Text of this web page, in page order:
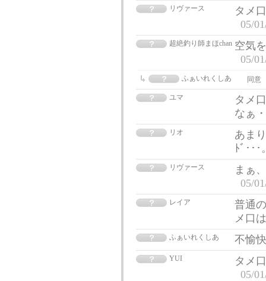
リヴァース
タメ
05/
超絶釣り師まほchan 空気
05/
ふぁいれくしあ 同意
ユマ
タメ
なぁ
リオ
あま
ﾄﾞ･･
リヴァース
まぁ
05/
レイア
普通
メ口
ふぁいれくしあ 不愉
YUI
タメ
05/